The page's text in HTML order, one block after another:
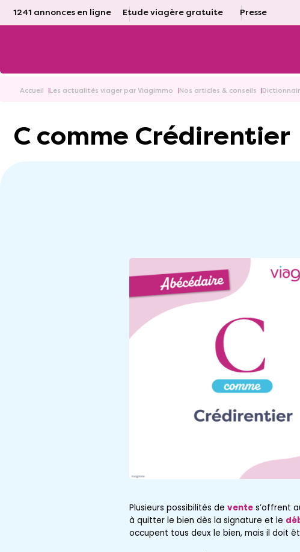
1241 annonces en ligne Etude viagère gratuite Presse
Accueil Les actualités viager par Viagimmo Nos articles & conseils
C comme Crédirentier
Plusieurs possibilités de ventes’offrent
à quitter le bien dès la signature et le
occupent tous deux le bien, mais il doit